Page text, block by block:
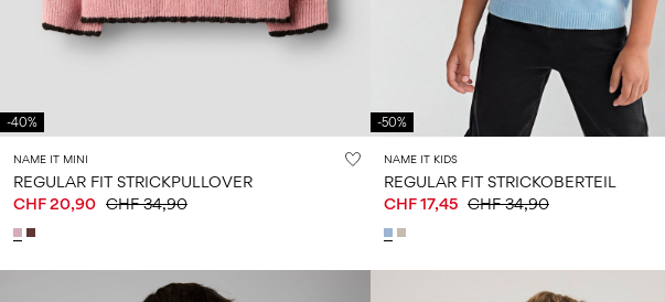
-40%
NAME IT MINI
REGULAR FIT STRICKPULLOVER
CHF 20,90 CHF 34,90
-50%
NAME IT KIDS
REGULAR FIT STRICKOBERTEIL
CHF 17,45 CHF 34,90